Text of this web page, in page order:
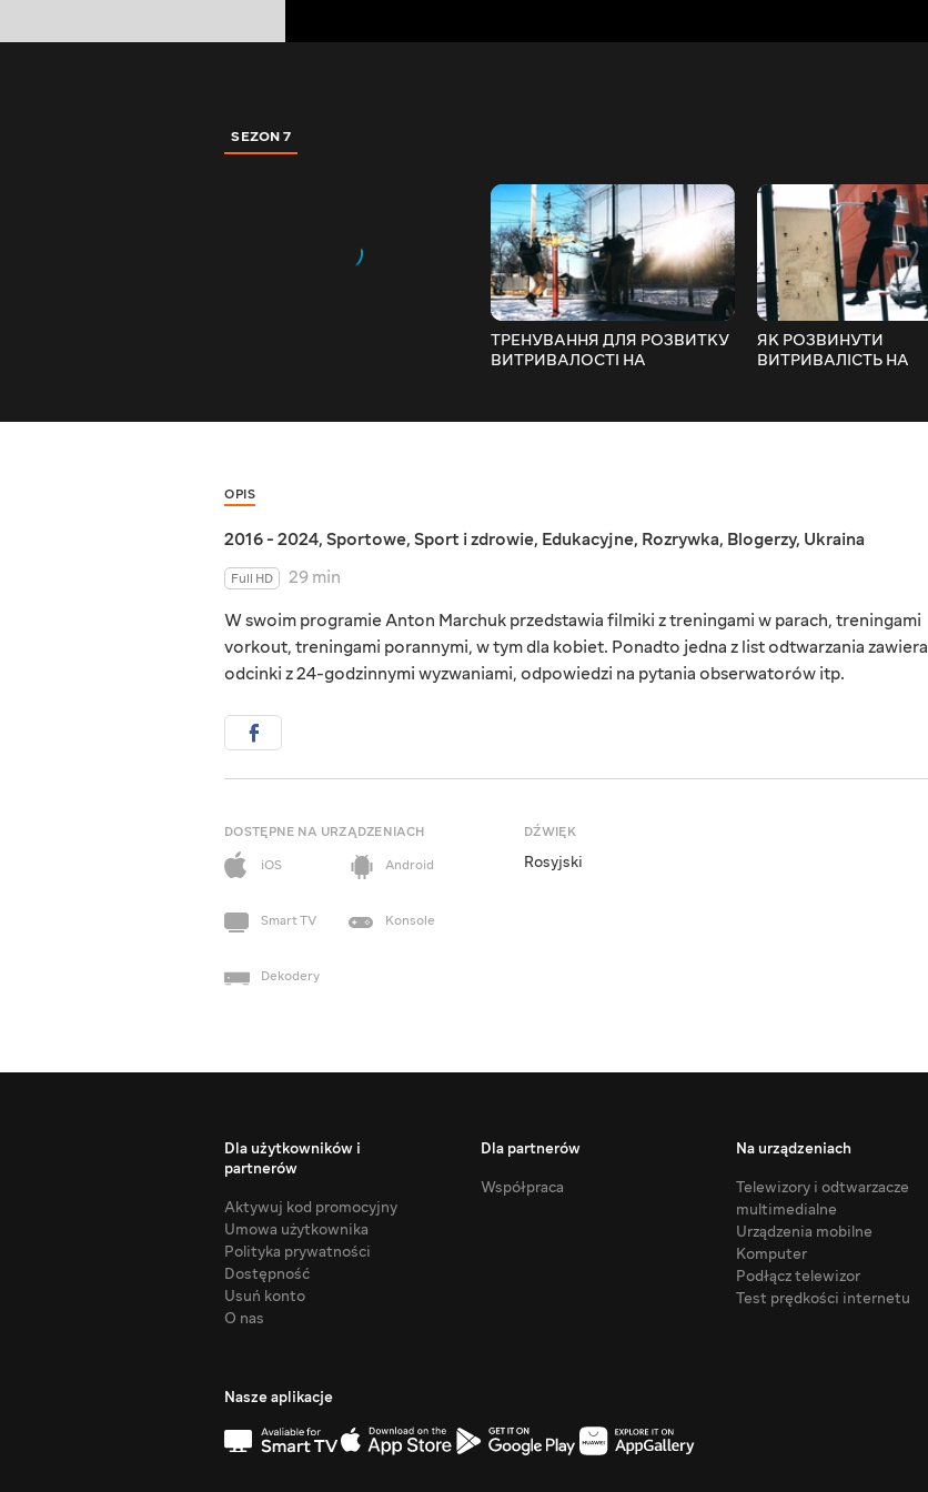
SEZON 7
ТРЕНУВАННЯ ДЛЯ РОЗВИТКУ
ВИТРИВАЛОСТІ НА
ДЕНЬ)
ЯК РОЗВИНУТИ
ВИТРИВАЛІСТЬ НА
OPIS
2016 - 2024, Sportowe, Sport i zdrowie, Edukacyjne, Rozrywka, Blogerzy, Ukraina
Full HD
29 min
W swoim programie Anton Marchuk przedstawia filmiki z treningami w parach, treningami
vorkout, treningami porannymi, w tym dla kobiet. Ponadto jedna z list odtwarzania zawiera
odcinki z 24-godzinnymi wyzwaniami, odpowiedzi na pytania obserwatorów itp.
DOSTĘPNE NA URZĄDZENIACH
iOS
Android
Smart TV Konsole
Dekodery
DŹWIĘK
Rosyjski
Dla użytkowników i
partnerów
Aktywuj kod promocyjny
Umowa użytkownika
Polityka prywatności
Dostępność
Usuń konto
O nas
Dla partnerów
Współpraca
Na urządzeniach
Telewizory i odtwarzacze
multimedialne
Urządzenia mobilne
Komputer
Podłącz telewizor
Test prędkości internetu
Nasze aplikacje